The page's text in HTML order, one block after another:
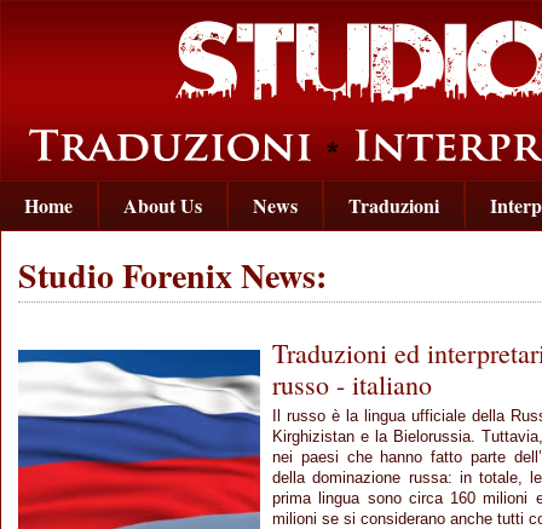
Home About Us News Traduzioni
Studio Forenix News:
Traduzioni ed
russo - italiano
Il russo è la lingua ufficiale della
Kirghizistan e la Bielorussia.
nei paesi che hanno fatto parte
della dominazione russa: in totale,
prima lingua sono circa 160
milioni se si considerano anche tutti